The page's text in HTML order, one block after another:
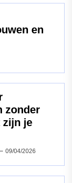
en
zonder
zijn je
09/04/2026